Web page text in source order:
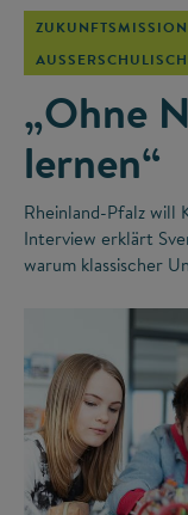
„Ohne
lernen“
Rheinland-Pfalz will
Interview erklärt
warum klassischer